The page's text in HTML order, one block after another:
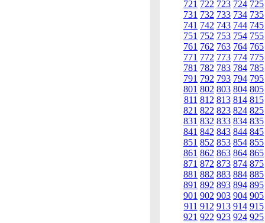
721 722 723 724 725
731 732 733 734 735
741 742 743 744 745
751 752 753 754 755
761 762 763 764 765
771 772 773 774 775
781 782 783 784 785
791 792 793 794 795
801 802 803 804 805
811 812 813 814 815
821 822 823 824 825
831 832 833 834 835
841 842 843 844 845
851 852 853 854 855
861 862 863 864 865
871 872 873 874 875
881 882 883 884 885
891 892 893 894 895
901 902 903 904 905
911 912 913 914 915
921 922 923 924 925